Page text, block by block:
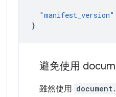
"manifest_version"
}
避免使用
雖然使用